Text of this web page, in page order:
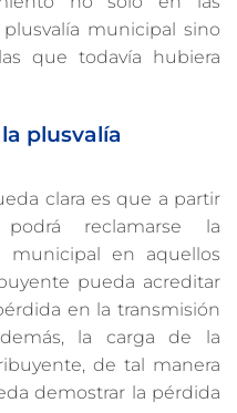
municipal sino
que todavía hubiera
plusvalía
clara es que a partir
reclamarse la
municipal en aquellos
pueda acreditar
en la transmisión
la carga de la
de tal manera
demostrar la pérdida